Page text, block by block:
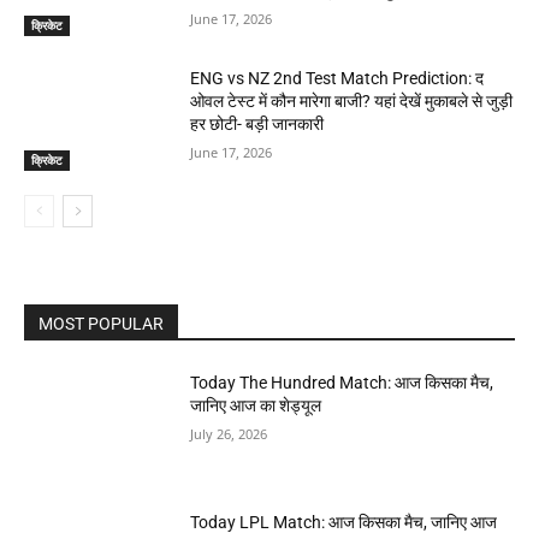
क्रिकेट June 17, 2026
क्रिकेट
ENG vs NZ 2nd Test Match Prediction: द
ओवल टेस्ट में कौन मारेगा बाजी? यहां देखें मुकाबले से जुड़ी
हर छोटी- बड़ी जानकारी
June 17, 2026
MOST POPULAR
Today The Hundred Match: आज किसका मैच,
जानिए आज का शेड्यूल
July 26, 2026
Today LPL Match: आज किसका मैच, जानिए आज